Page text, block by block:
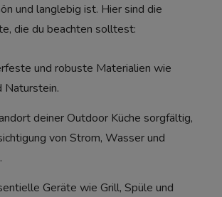
und langlebig ist. Hier sind die
die du beachten solltest:
und robuste Materialien wie
Naturstein.
deiner Outdoor Küche sorgfältig,
von Strom, Wasser und
Geräte wie Grill, Spüle und